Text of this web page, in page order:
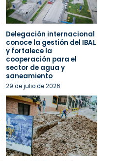
Delegación internacional
conoce la gestión del IBAL
y fortalece la
cooperación para el
sector de agua y
saneamiento
29 de julio de 2026